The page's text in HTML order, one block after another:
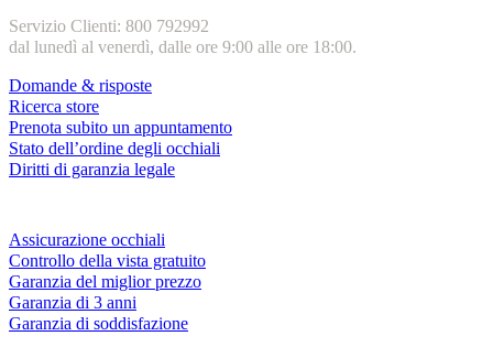
Servizio Clienti: 800 792992
dal lunedì al venerdì, dalle ore 9:00 alle ore 18:00.
Domande & risposte
Ricerca store
Prenota subito un appuntamento
Stato dell’ordine degli occhiali
Diritti di garanzia legale
Assicurazione occhiali
Controllo della vista gratuito
Garanzia del miglior prezzo
Garanzia di 3 anni
Garanzia di soddisfazione